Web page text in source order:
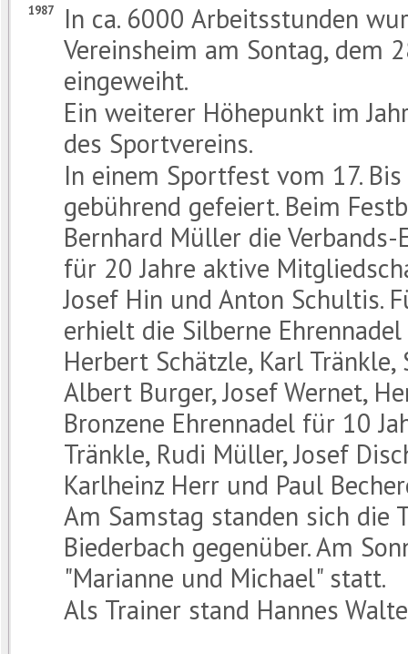
1987
In ca. 6000 Arbeitsstunden
Vereinsheim am Sontag, dem
eingeweiht.
Ein weiterer Höhepunkt im
des Sportvereins.
In einem Sportfest vom 17.
gebührend gefeiert. Beim
Bernhard Müller die Verbands-
für 20 Jahre aktive
Josef Hin und Anton Schultis.
erhielt die Silberne
Herbert Schätzle, Karl
Albert Burger, Josef Wernet,
Bronzene Ehrennadel für 10
Tränkle, Rudi Müller, Josef
Karlheinz Herr und Paul
Am Samstag standen sich die
Biederbach gegenüber. Am
"Marianne und Michael" statt.
Als Trainer stand Hannes